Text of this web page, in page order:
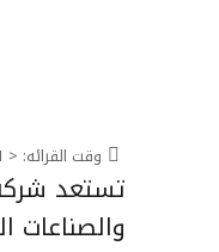
وقت القرائه: < 1
تستعد
والصناعات